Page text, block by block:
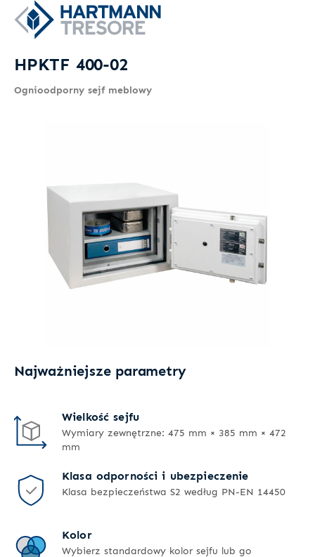
HPKTF 400-02
Ognioodporny sejf meblowy
Najważniejsze parametry
Wielkość sejfu
Wymiary zewnętrzne: 475 mm × 385 mm × 472
mm
Klasa odporności i ubezpieczenie
Klasa bezpieczeństwa S2 według PN-EN 14450
Kolor
Wybierz standardowy kolor sejfu lub go